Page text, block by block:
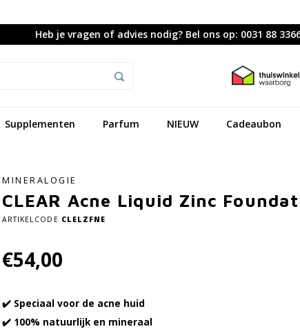
Heb je vragen of advies nodig? Bel ons op: 0031 88
Supplementen Parfum NIEUW Cadeaubon
MINERALOGIE
CLEAR Acne Liquid Zinc
ARTIKELCODE CLELZFNE
€54,00
✔️ Speciaal voor de acne huid
✔️ 100% natuurlijk en mineraal